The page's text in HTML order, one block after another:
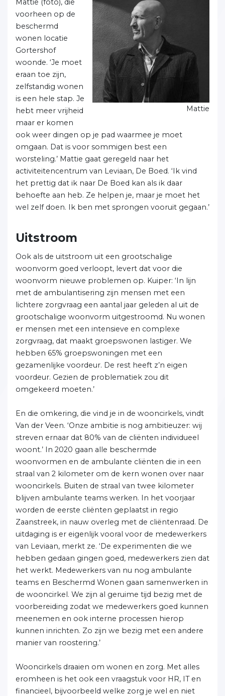
Mattie
Mattie (foto), die
voorheen op de
beschermd
wonen locatie
Gortershof
woonde. ‘Je moet
eraan toe zijn,
zelfstandig wonen
is een hele stap. Je
hebt meer vrijheid
maar er komen
ook weer dingen op je pad waarmee je moet
omgaan. Dat is voor sommigen best een
worsteling.’ Mattie gaat geregeld naar het
activiteitencentrum van Leviaan, De Boed. ‘Ik vind
het prettig dat ik naar De Boed kan als ik daar
behoefte aan heb. Ze helpen je, maar je moet het
wel zelf doen. Ik ben met sprongen vooruit gegaan.’
Uitstroom
Ook als de uitstroom uit een grootschalige
woonvorm goed verloopt, levert dat voor die
woonvorm nieuwe problemen op. Kuiper: ‘In lijn
met de ambulantisering zijn mensen met een
lichtere zorgvraag een aantal jaar geleden al uit de
grootschalige woonvorm uitgestroomd. Nu wonen
er mensen met een intensieve en complexe
zorgvraag, dat maakt groepswonen lastiger. We
hebben 65% groepswoningen met een
gezamenlijke voordeur. De rest heeft z’n eigen
voordeur. Gezien de problematiek zou dit
omgekeerd moeten.’
En die omkering, die vind je in de wooncirkels, vindt
Van der Veen. ‘Onze ambitie is nog ambitieuzer: wij
streven ernaar dat 80% van de cliënten individueel
woont.’ In 2020 gaan alle beschermde
woonvormen en de ambulante cliënten die in een
straal van 2 kilometer om de kern wonen over naar
wooncirkels. Buiten de straal van twee kilometer
blijven ambulante teams werken. In het voorjaar
worden de eerste cliënten geplaatst in regio
Zaanstreek, in nauw overleg met de cliëntenraad. De
uitdaging is er eigenlijk vooral voor de medewerkers
van Leviaan, merkt ze. ‘De experimenten die we
hebben gedaan gingen goed, medewerkers zien dat
het werkt. Medewerkers van nu nog ambulante
teams en Beschermd Wonen gaan samenwerken in
de wooncirkel. We zijn al geruime tijd bezig met de
voorbereiding zodat we medewerkers goed kunnen
meenemen en ook interne processen hierop
kunnen inrichten. Zo zijn we bezig met een andere
manier van roostering.’
Wooncirkels draaien om wonen en zorg. Met alles
eromheen is het ook een vraagstuk voor HR, IT en
financieel, bijvoorbeeld welke zorg je wel en niet